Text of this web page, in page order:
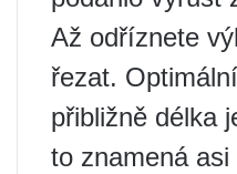
Až odříznete
řezat.
přibližně délka
to znamená